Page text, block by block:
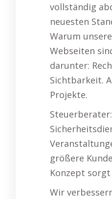
vollständig
neuesten
Warum
Webseiten
darunter:
Sichtbarkeit.
Projekte.
größere
Konzept
Wir